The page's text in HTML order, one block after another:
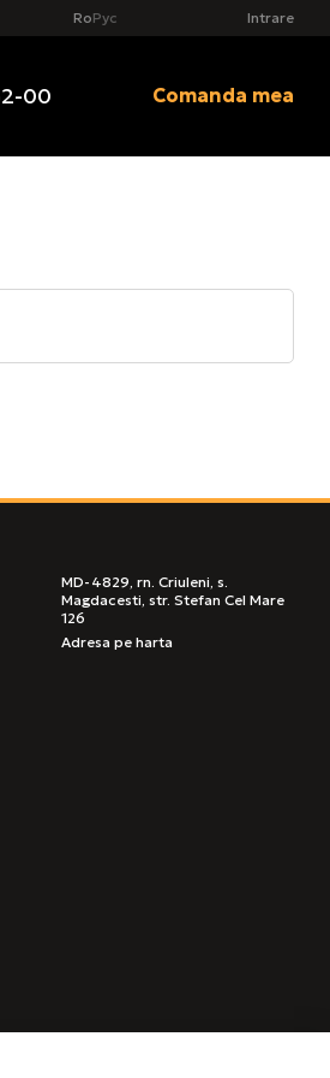
RoРус Intrare
00 Comanda mea
MD-4829, rn. Criuleni, s.
Magdacesti, str. Stefan Cel Mare
126
Adresa pe harta